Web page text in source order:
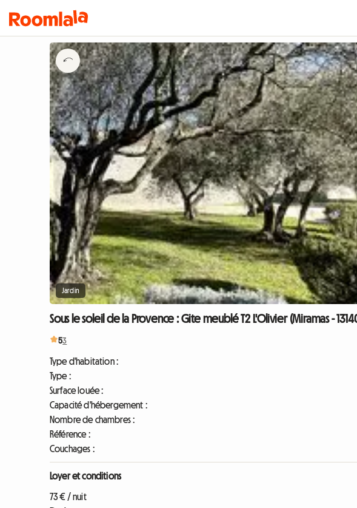
Jardin
Sous le soleil de la Provence : Gite meublé T2 L'Olivier (Miramas -
53
Type d'habitation :
Type :
Surface louée :
Capacité d'hébergement :
Nombre de chambres :
Référence :
Couchages :
Loyer et conditions
73 € / nuit